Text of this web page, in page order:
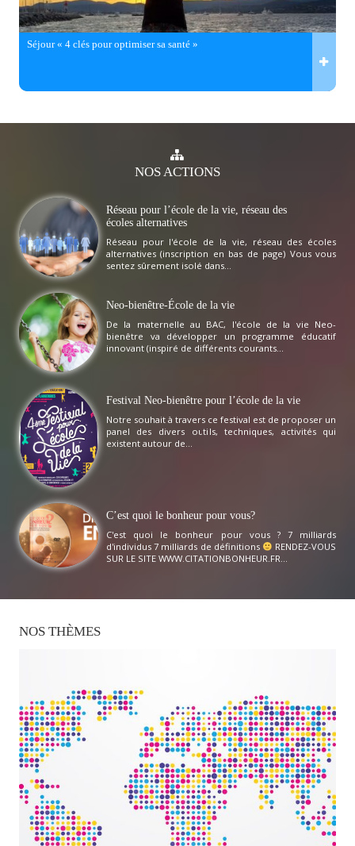
Séjour « 4 clés pour optimiser sa santé »
NOSACTIONS
Réseau pour l’école de la vie, réseau des
écoles alternatives
Réseau pour l'école de la vie, réseau des écoles
alternatives (inscription en bas de page) Vous vous
sentez sûrement isolé dans...
Neo-bienêtre-École de la vie
De la maternelle au BAC, l'école de la vie Neo-
bienêtre va développer un programme éducatif
innovant (inspiré de différents courants...
Festival Neo-bienêtre pour l’école de la vie
Notre souhait à travers ce festival est de proposer un
panel des divers outils, techniques, activités qui
existent autour de...
C’est quoi le bonheur pour vous?
C'est quoi le bonheur pour vous ? 7 milliards
d'individus 7 milliards de définitions
RENDEZ-VOUS
SUR LE SITE WWW.CITATIONBONHEUR.FR...
NOS THÈMES